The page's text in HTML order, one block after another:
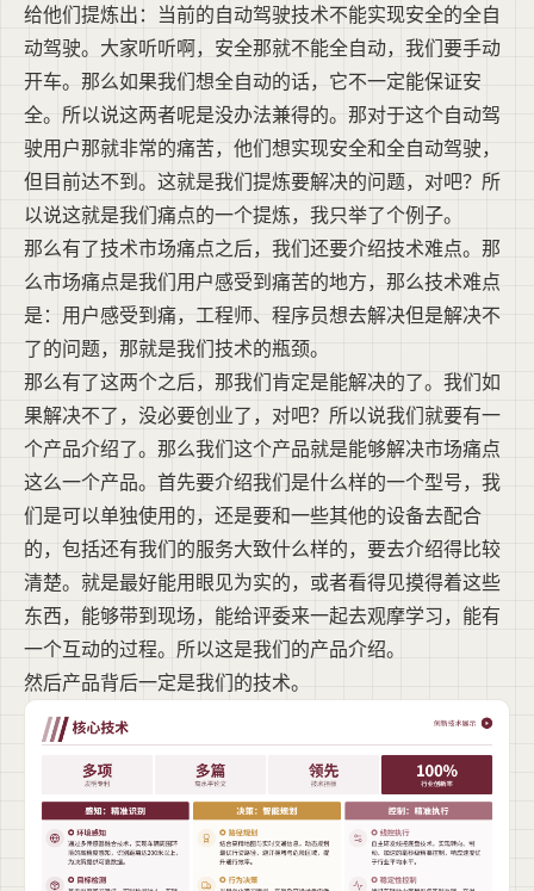
给他们提炼出：当前的自动驾驶技术不能实现安全的全自
动驾驶。大家听听啊，安全那就不能全自动，我们要手动
开车。那么如果我们想全自动的话，它不一定能保证安
全。所以说这两者呢是没办法兼得的。那对于这个自动驾
驶用户那就非常的痛苦，他们想实现安全和全自动驾驶，
但目前达不到。这就是我们提炼要解决的问题，对吧？所
以说这就是我们痛点的一个提炼，我只举了个例子。
那么有了技术市场痛点之后，我们还要介绍技术难点。那
么市场痛点是我们用户感受到痛苦的地方，那么技术难点
是：用户感受到痛，工程师、程序员想去解决但是解决不
了的问题，那就是我们技术的瓶颈。
那么有了这两个之后，那我们肯定是能解决的了。我们如
果解决不了，没必要创业了，对吧？所以说我们就要有一
个产品介绍了。那么我们这个产品就是能够解决市场痛点
这么一个产品。首先要介绍我们是什么样的一个型号，我
们是可以单独使用的，还是要和一些其他的设备去配合
的，包括还有我们的服务大致什么样的，要去介绍得比较
清楚。就是最好能用眼见为实的，或者看得见摸得着这些
东西，能够带到现场，能给评委来一起去观摩学习，能有
一个互动的过程。所以这是我们的产品介绍。
然后产品背后一定是我们的技术。